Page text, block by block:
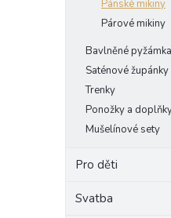
Pánské mikiny
Párové mikiny
Bavlněné pyžámka
Saténové
Trenky
Ponožky a
Mušelínové sety
Pro děti
Svatba